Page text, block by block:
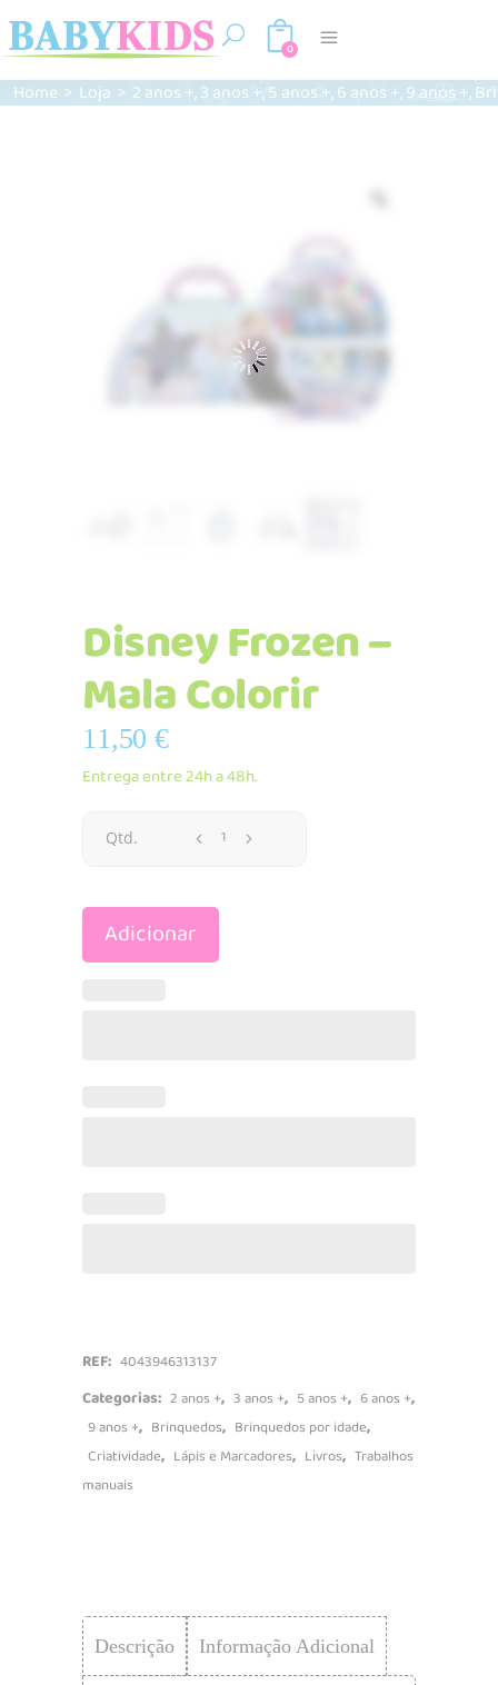
0
Home > Loja > 2 anos +,3 anos +,5 anos +,6 anos +,9 anos +,
Disney Frozen –
Mala Colorir
11,50€
Entrega entre 24h a 48h.
Disney
-
Qtd.
Adicionar
REF: 4043946313137
Categorias: 2 anos +, 3 anos +, 5 anos +, 6 anos +,
9 anos +, Brinquedos, Brinquedos por idade,
Criatividade, Lápis e Marcadores, Livros, Trabalhos
manuais
Descrição Informação Adicional